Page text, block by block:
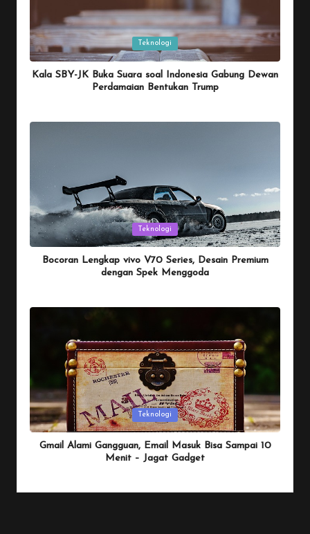
Posted
in
Teknologi
Kala SBY-JK Buka Suara soal Indonesia Gabung Dewan
Perdamaian Bentukan Trump
Posted
Teknologi
Bocoran Lengkap vivo V70 Series, Desain Premium
dengan Spek Menggoda
Posted
in
Teknologi
Gmail Alami Gangguan, Email Masuk Bisa Sampai 10
Menit – Jagat Gadget
by